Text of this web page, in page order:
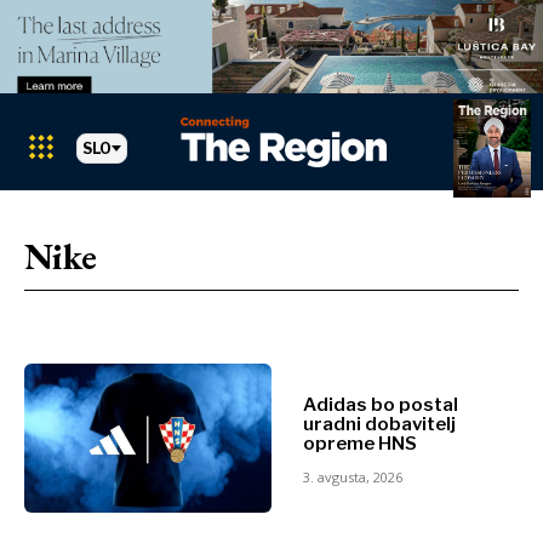
Albanija
BiH
Hrvaška
Kosovo*
Markets
Albanija
BiH
Črna Gora
Severna
Makedonija
Srbija
Slovenija
SLO
Nike
Adidas bo postal
uradni dobavitelj
opreme HNS
3. avgusta, 2026